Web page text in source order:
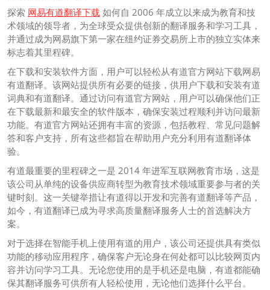
探索 网易有道翻译下载 如何自 2006 年成立以来成为教育和技
术领域的领导者，为全球受众提供创新的翻译服务和学习工具，
并通过成为网易旗下第一家在纽约证券交易所上市的独立实体来
标志着其里程碑。
在下载和安装软件方面，用户可以轻松从有道官方网站下载网易
有道翻译。该网站提供所有必要的链接，供用户下载和安装有道
词典和有道翻译。通过访问有道官方网站，用户可以确保他们正
在下载最新和最安全的软件版本，确保安装过程顺利并访问最新
功能。有道官方网站还拥有丰富的资源，包括教程、常见问题解
答和客户支持，所有这些都旨在帮助用户充分利用有道翻译体
验。
有道最重要的里程碑之一是 2014 年进军互联网教育市场，这是
该公司从单纯的设备供应商转型为教育技术领域重要参与者的关
键时刻。这一关键举措让有道得以开发和完善有道翻译等产品，
如今，有道翻译已成为寻求高质量翻译服务人士的首选解决方
案。
对于选择在智能手机上使用有道的用户，该公司还提供具有类似
功能的移动应用程序，确保客户无论身在何处都可以比较网页内
容并访问学习工具。无论您使用的是手机还是电脑，有道都能确
保其翻译服务可供所有人轻松使用，无论他们选择什么平台。